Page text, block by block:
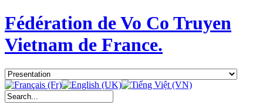
Fédération de Vo Co Truyen
Vietnam de France.